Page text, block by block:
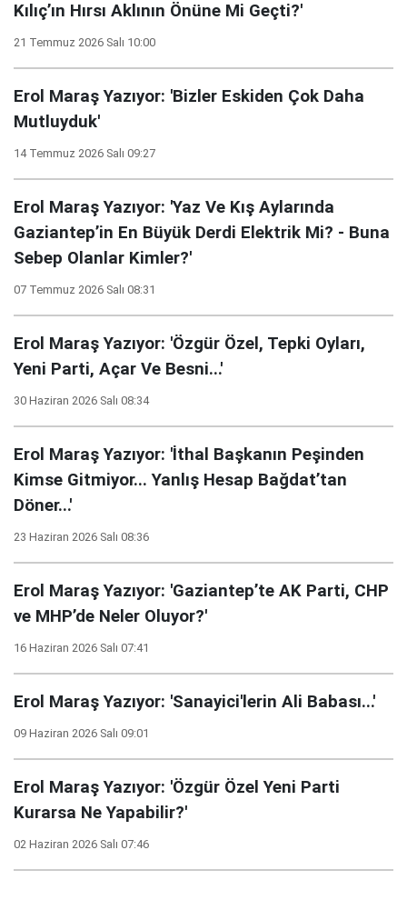
Kılıç’ın Hırsı Aklının Önüne Mi Geçti?'
21 Temmuz 2026 Salı 10:00
Erol Maraş Yazıyor: 'Bizler Eskiden Çok Daha
Mutluyduk'
14 Temmuz 2026 Salı 09:27
Erol Maraş Yazıyor: 'Yaz Ve Kış Aylarında
Gaziantep’in En Büyük Derdi Elektrik Mi? - Buna
Sebep Olanlar Kimler?'
07 Temmuz 2026 Salı 08:31
Erol Maraş Yazıyor: 'Özgür Özel, Tepki Oyları,
Yeni Parti, Açar Ve Besni...'
30 Haziran 2026 Salı 08:34
Erol Maraş Yazıyor: 'İthal Başkanın Peşinden
Kimse Gitmiyor... Yanlış Hesap Bağdat’tan
Döner...'
23 Haziran 2026 Salı 08:36
Erol Maraş Yazıyor: 'Gaziantep’te AK Parti, CHP
ve MHP’de Neler Oluyor?'
16 Haziran 2026 Salı 07:41
Erol Maraş Yazıyor: 'Sanayici'lerin Ali Babası...'
09 Haziran 2026 Salı 09:01
Erol Maraş Yazıyor: 'Özgür Özel Yeni Parti
Kurarsa Ne Yapabilir?'
02 Haziran 2026 Salı 07:46